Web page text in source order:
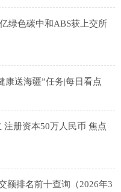
绿色碳中和ABS获上交所
康送海疆”任务|每日看点
册资本50万人民币 焦点
额排名前十查询（2026年3